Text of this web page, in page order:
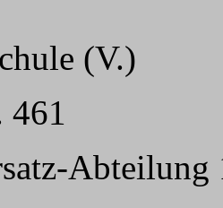
(V.)
Abteilung